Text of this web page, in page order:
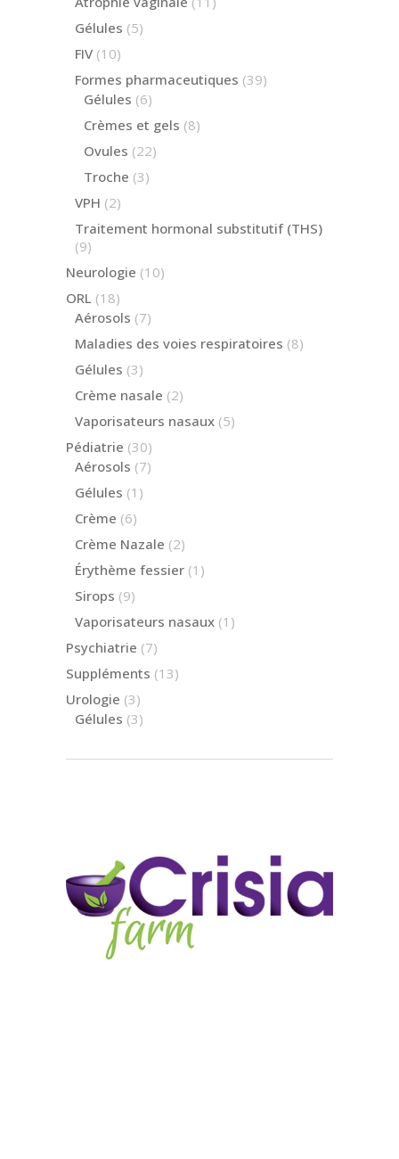
Gélules 55
FIV 1010
produits
Formes pharmaceutiques 3939
Gélules 66
produits
Crèmes et gels 88
Ovules 2222
Troche 33
VPH 22
produits
Traitement hormonal substitutif (THS)
99
produits
Neurologie 1010
ORL 1818
produits
Aérosols 77
produits
Maladies des voies respiratoires 88
Gélules 33
produits
Crème nasale 22
Vaporisateurs nasaux 55
Pédiatrie 3030
produits
Aérosols 77
Gélules 1 1
Crème 66
produits
Crème Nazale 22
Érythème fessier 1 1
Sirops 99
Vaporisateurs nasaux 1 1
Psychiatrie 77
Suppléments 1313
Urologie 33
produits
Gélules 33